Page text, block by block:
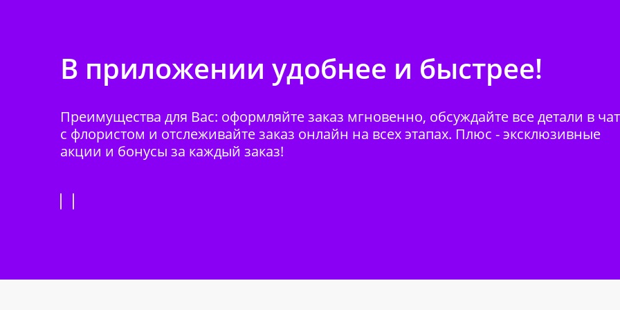
В приложении удобнее и быстрее!
Преимущества для Вас: оформляйте заказ мгновенно, обсуждайте все детали в
с флористом и отслеживайте заказ онлайн на всех этапах. Плюс - эксклюзивные
акции и бонусы за каждый заказ!